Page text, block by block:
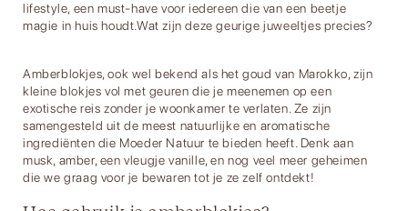
lifestyle, een must-have voor iedereen die van een beetje
magie in huis houdt.Wat zijn deze geurige juweeltjes precies?
Amberblokjes, ook wel bekend als het goud van Marokko, zijn
kleine blokjes vol met geuren die je meenemen op een
exotische reis zonder je woonkamer te verlaten. Ze zijn
samengesteld uit de meest natuurlijke en aromatische
ingrediënten die Moeder Natuur te bieden heeft. Denk aan
musk, amber, een vleugje vanille, en nog veel meer geheimen
die we graag voor je bewaren tot je ze zelf ontdekt!